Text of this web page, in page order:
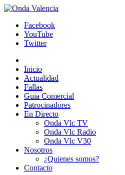
Facebook
YouTube
Twitter
Inicio
Actualidad
Fallas
Guia Comercial
Patrocinadores
En Directo
Onda Vlc TV
Onda Vlc Radio
Onda Vlc V30
Nosotros
¿Quienes somos?
Contacto